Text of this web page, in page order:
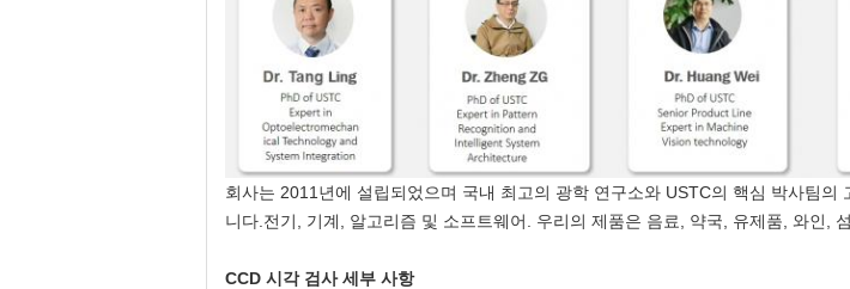
회사는 2011년에 설립되었으며 국내 최고의 광학 연구소와 USTC의 핵심 박사팀
니다.전기, 기계, 알고리즘 및 소프트웨어. 우리의 제품은 음료, 약국, 유제품, 와인,
CCD 시각 검사 세부 사항